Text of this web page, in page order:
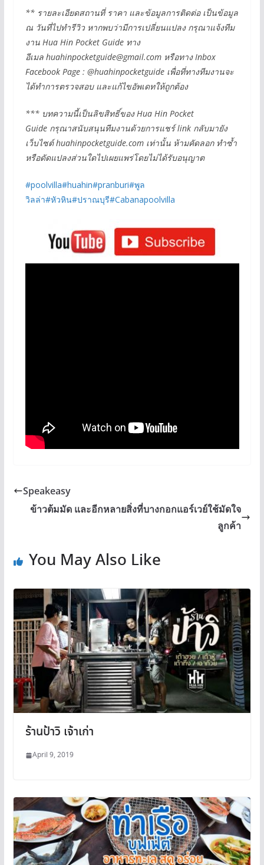
** รายละเอียดสถานที่ ราคา และข้อมูลการติดต่อ เป็นข้อมูล
ณ วันที่ไปทำรีวิว หากพบว่ามีการเปลี่ยนแปลง กรุณาแจ้งทีม
งาน Hua Hin Pocket Guide ทาง
อีเมล huahinpocketguide@gmail.comหรือทาง Inbox
Facebook Page : @huahinpocketguide เพื่อที่ทางทีมงานจะ
ได้ทำการตรวจสอบ และแก้ไขอัพเดทให้ถูกต้อง
*** บทความนี้เป็นลิขสิทธิ์ของ Hua Hin Pocket
Guide กรุณาสนับสนุนทีมงานด้วยการแชร์ link กลับมายัง
เว็บไซต์ huahinpocketguide.com เท่านั้น ห้ามคัดลอก ทำซ้ำ
หรือดัดแปลงส่วนใดไปเผยแพร่โดยไม่ได้รับอนุญาต
#poolvilla#huahin#pranburi#พูล
วิลล่า#หัวหิน#ปราณบุรี#Cabanapoolvilla
Speakeasy
ข้าวต้มมัด และอีกหลายสิ่งที่บางกอกแอร์เวย์ใช้มัดใจ
ลูกค้า
You May Also Like
ร้านป้าวิ เจ้าเก่า
April 9, 2019